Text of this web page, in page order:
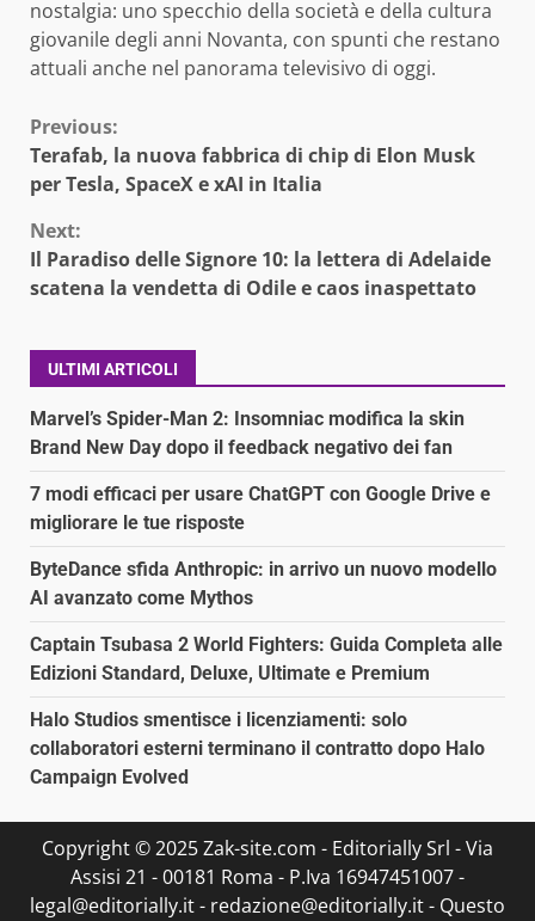
nostalgia: uno specchio della società e della cultura
giovanile degli anni Novanta, con spunti che restano
attuali anche nel panorama televisivo di oggi.
Continue
Reading
Previous:
Terafab, la nuova fabbrica di chip di Elon Musk
per Tesla, SpaceX e xAI in Italia
Next:
Il Paradiso delle Signore 10: la lettera di Adelaide
scatena la vendetta di Odile e caos inaspettato
ULTIMI ARTICOLI
Marvel’s Spider-Man 2: Insomniac modifica la skin
Brand New Day dopo il feedback negativo dei fan
7 modi efficaci per usare ChatGPT con Google Drive e
migliorare le tue risposte
ByteDance sfida Anthropic: in arrivo un nuovo modello
AI avanzato come Mythos
Captain Tsubasa 2 World Fighters: Guida Completa alle
Edizioni Standard, Deluxe, Ultimate e Premium
Halo Studios smentisce i licenziamenti: solo
collaboratori esterni terminano il contratto dopo Halo
Campaign Evolved
Copyright © 2025 Zak-site.com - Editorially Srl - Via
Assisi 21 - 00181 Roma - P.Iva 16947451007 -
legal@editorially.it - redazione@editorially.it - Questo